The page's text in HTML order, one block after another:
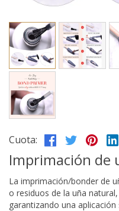
Cuota:
Imprimación de
La imprimación/bonder de
o residuos de la uña
garantizando una aplicación